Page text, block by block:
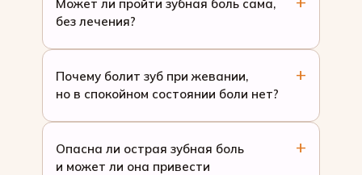
Может ли пройти зубная боль сама,
без лечения?
Почему болит зуб при жевании,
но в спокойном состоянии боли нет?
Опасна ли острая зубная боль
и может ли она привести